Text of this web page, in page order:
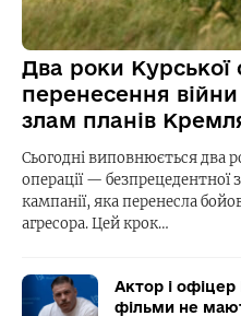
Два роки Курської
перенесення
злам планів
Сьогодні виповнюється два
операції —
кампанії, яка перенесла
агресора. Цей крок…
Актор і
фільми не